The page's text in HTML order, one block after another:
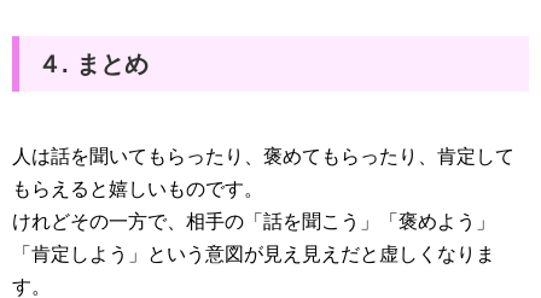
４. まとめ
人は話を聞いてもらったり、褒めてもらったり、肯定して
もらえると嬉しいものです。
けれどその一方で、相手の「話を聞こう」「褒めよう」
「肯定しよう」という意図が見え見えだと虚しくなりま
す。